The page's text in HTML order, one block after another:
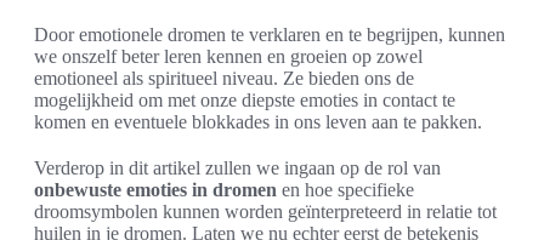
Door emotionele dromen te verklaren en te begrijpen, kunnen
we onszelf beter leren kennen en groeien op zowel
emotioneel als spiritueel niveau. Ze bieden ons de
mogelijkheid om met onze diepste emoties in contact te
komen en eventuele blokkades in ons leven aan te pakken.
Verderop in dit artikel zullen we ingaan op de rol van
onbewuste emoties in dromen en hoe specifieke
droomsymbolen kunnen worden geïnterpreteerd in relatie tot
huilen in je dromen. Laten we nu echter eerst de betekenis